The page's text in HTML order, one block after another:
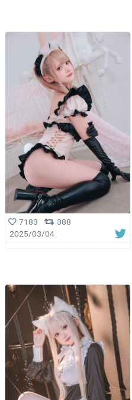
7183
388
2025/03/04